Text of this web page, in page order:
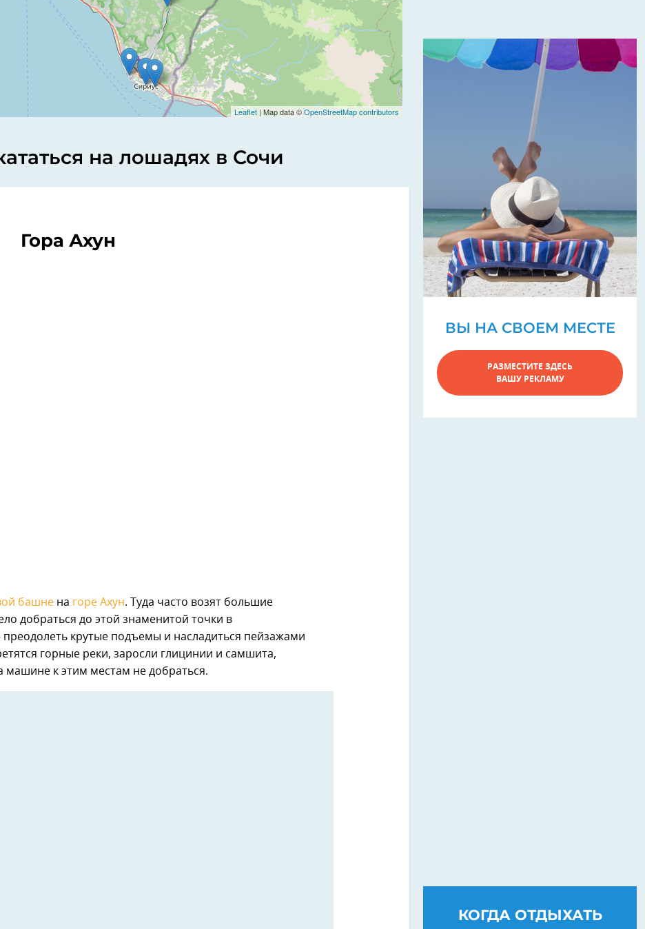
Leaflet | Map data ©OpenStreetMap contributors
на лошадях в Сочи
Гора Ахун
башне на горе Ахун. Туда часто возят большие
добраться до этой знаменитой точки в
крутые подъемы и насладиться пейзажами
горные реки, заросли глицинии и самшита,
к этим местам не добраться.
ВЫ НА СВОЕМ МЕСТЕ
РАЗМЕСТИТЕ ЗДЕСЬ
ВАШУ РЕКЛАМУ
КОГДА ОТДЫХАТЬ